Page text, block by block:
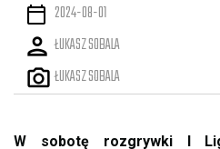
2024-08-01
ŁUKASZ SOBALA
ŁUKASZ SOBALA
W sobotę rozgrywki I